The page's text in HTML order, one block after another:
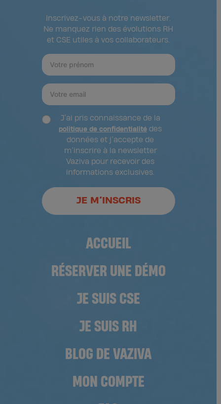
ACCUEIL
RÉSERVER UNE DÉMO
JE SUIS CSE
JE SUIS RH
BLOG DE VAZIVA
MON COMPTE
Inscrivez-vous à notre newsletter.
Ne manquez rien des évolutions RH
et CSE utiles à vos collaborateurs.
J’ai pris connaissance de la
politique de confidentialité des
données et j’accepte de
m’inscrire à la newsletter
Vaziva pour recevoir des
informations exclusives.
JE M’INSCRIS